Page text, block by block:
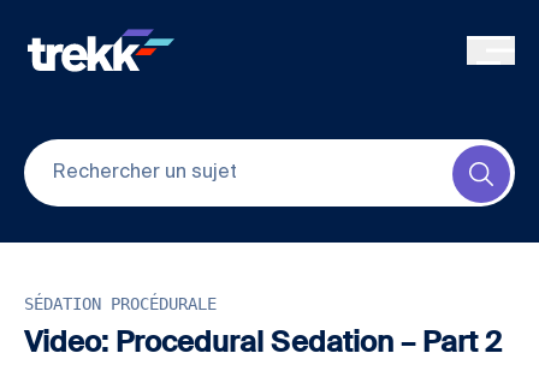
SÉDATION PROCÉDURALE
Video: Procedural Sedation – Part 2